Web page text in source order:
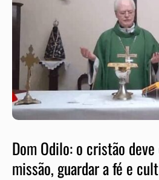
Dom Odilo: o cristão
missão, guardar a fé e